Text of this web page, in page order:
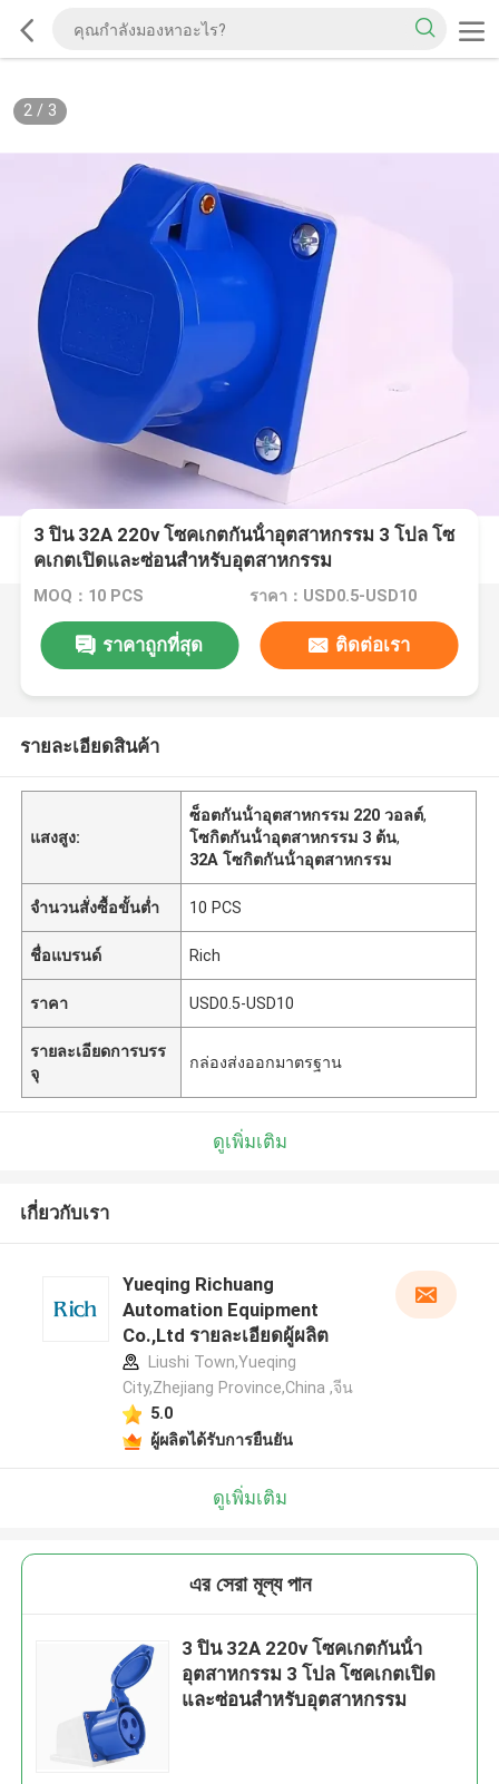
2/ 3
3 ปิน 32A 220v โซคเกตกันน้ําอุตสาหกรรม 3 โปล โซ
คเกตเปิดและซ่อนสําหรับอุตสาหกรรม
MOQ：10 PCS ราคา：USD0.5-USD10
ราคาถูกที่สุด ติดต่อเรา
รายละเอียดสินค้า
แสงสูง:
ซ็อตกันน้ําอุตสาหกรรม 220 วอลต์,
โซกิตกันน้ําอุตสาหกรรม 3 ต้น,
32A โซกิตกันน้ําอุตสาหกรรม
จำนวนสั่งซื้อขั้นต่ำ 10 PCS
ชื่อแบรนด์ Rich
ราคา USD0.5-USD10
รายละเอียดการบรร
จุ
กล่องส่งออกมาตรฐาน
ดูเพิ่มเติม
เกี่ยวกับเรา
Yueqing Richuang
Automation Equipment
Co.,Ltd รายละเอียดผู้ผลิต
Liushi Town,Yueqing
City,Zhejiang Province,China ,จีน
5.0
ผู้ผลิตได้รับการยืนยัน
ดูเพิ่มเติม
এর সেরা মূল্য পান
3 ปิน 32A 220v โซคเกตกันน้ํา
อุตสาหกรรม 3 โปล โซคเกตเปิด
และซ่อนสําหรับอุตสาหกรรม